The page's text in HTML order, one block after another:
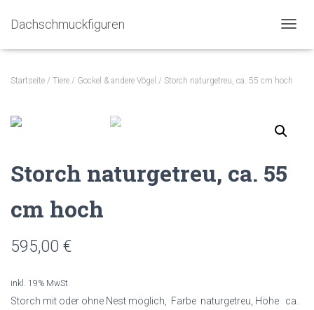
Dachschmuckfiguren
A
I
Startseite / Tiere / Gockel & andere Vögel / Storch naturgetreu, ca. 55 cm hoch
Storch naturgetreu, ca. 55
cm hoch
595,00 €
inkl. 19% MwSt.
Storch mit oder ohne Nest möglich, Farbe naturgetreu, Höhe ca.